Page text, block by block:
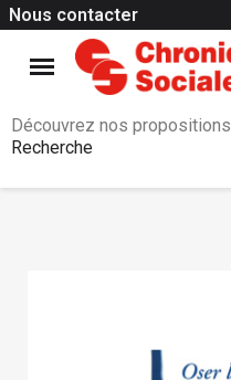
Nous contacter
Découvrez nos propositions
Recherche